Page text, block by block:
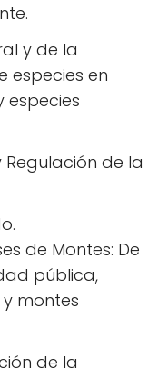
y de la
especies en
especies
de la
de Montes: De
pública,
montes
de la